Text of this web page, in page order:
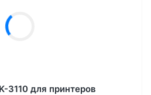
3110 для принтеров